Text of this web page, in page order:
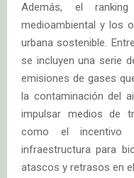
Además, el
medioambiental y los
urbana sostenible.
se incluyen una serie
emisiones de gases
la contaminación del
impulsar medios de
como el incentivo
infraestructura para
atascos y retrasos en